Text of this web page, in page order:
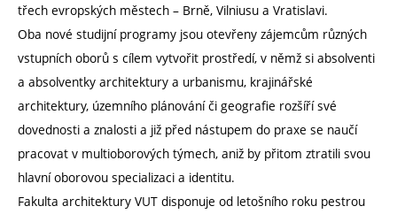
třech evropských městech – Brně, Vilniusu a Vratislavi.
Oba nové studijní programy jsou otevřeny zájemcům různých
vstupních oborů s cílem vytvořit prostředí, v němž si absolventi
a absolventky architektury a urbanismu, krajinářské
architektury, územního plánování či geografie rozšíří své
dovednosti a znalosti a již před nástupem do praxe se naučí
pracovat v multioborových týmech, aniž by přitom ztratili svou
hlavní oborovou specializaci a identitu.
Fakulta architektury VUT disponuje od letošního roku pestrou